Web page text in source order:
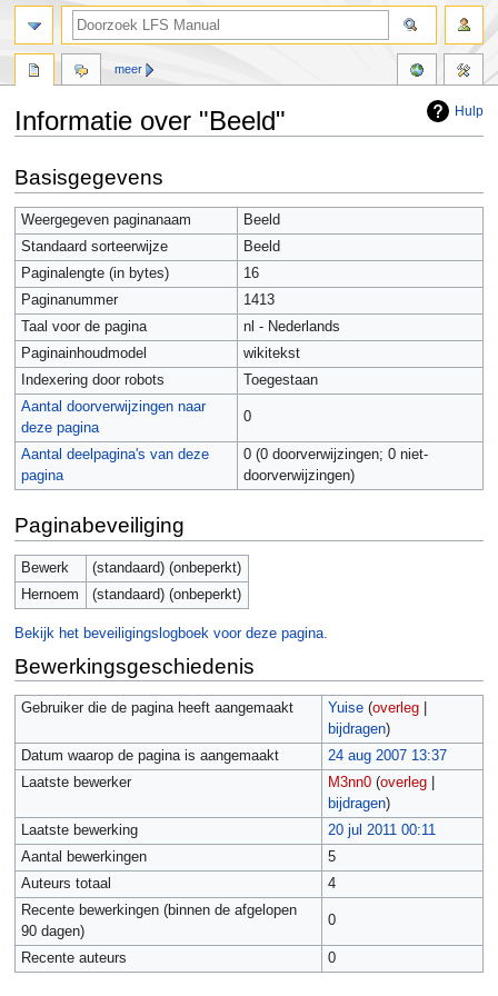
Hulp
Informatie over "Beeld"
navigatie
springen
zoeken
springen
Basisgegevens
Weergegeven paginanaam
Beeld
Standaard sorteerwijze
Beeld
Paginalengte (in bytes)
16
Paginanummer
1413
Taal voor de pagina
nl - Nederlands
Paginainhoudmodel
wikitekst
Indexering door robots
Toegestaan
Aantal doorverwijzingen naar
deze pagina
0
Aantal deelpagina's van deze
pagina
0 (0 doorverwijzingen; 0 niet-
doorverwijzingen)
Paginabeveiliging
Bewerk
(standaard) (onbeperkt)
Hernoem
(standaard) (onbeperkt)
Bekijk het beveiligingslogboek voor deze pagina.
Bewerkingsgeschiedenis
Gebruiker die de pagina heeft aangemaakt Yuise (overleg|
bijdragen)
Datum waarop de pagina is aangemaakt
24 aug 2007 13:37
Laatste bewerker
M3nn0 (overleg|
bijdragen)
Laatste bewerking
20 jul 2011 00:11
Aantal bewerkingen
5
Auteurs totaal
4
Recente bewerkingen (binnen de afgelopen
90 dagen)
0
Recente auteurs 0
meer